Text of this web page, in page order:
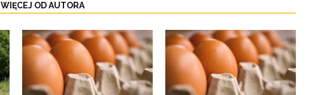
WIĘCEJ OD AUTORA